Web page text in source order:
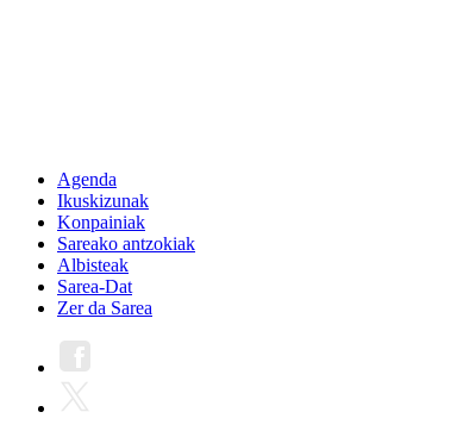
Agenda
Ikuskizunak
Konpainiak
Sareako antzokiak
Albisteak
Sarea-Dat
Zer da Sarea